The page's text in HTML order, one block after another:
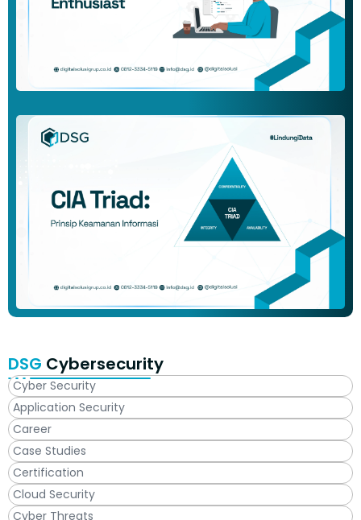
DSG Cybersecurity
Cyber Security
Application Security
Career
Case Studies
Certification
Cloud Security
Cyber Threats